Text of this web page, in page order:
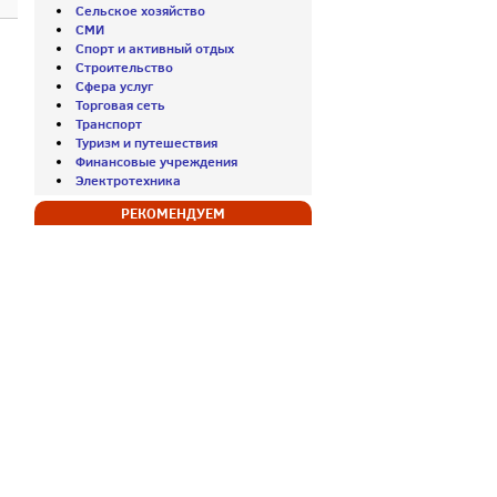
Сельское хозяйство
СМИ
Спорт и активный отдых
Строительство
Сфера услуг
Торговая сеть
Транспорт
Туризм и путешествия
Финансовые учреждения
Электротехника
РЕКОМЕНДУЕМ